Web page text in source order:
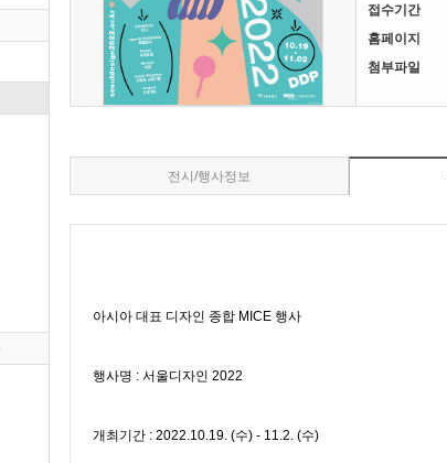
접수기간
홈페이지
첨부파일
전시/행사정보